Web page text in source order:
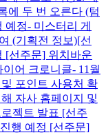
에 두 번 오른다 (텀
예정- 미스터리 게
(기획전 정보)​[선
​[선주문] 위치바운
어 크로니클- 11월
포인트 사용처 확
자사 홈페이지 및
젝트 발표 ​[선주
행 예정 ​[선주문]